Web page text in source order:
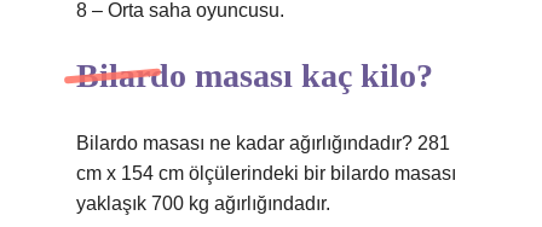
8 – Orta saha oyuncusu.
Bilardo masası kaç kilo?
Bilardo masası ne kadar ağırlığındadır? 281
cm x 154 cm ölçülerindeki bir bilardo masası
yaklaşık 700 kg ağırlığındadır.